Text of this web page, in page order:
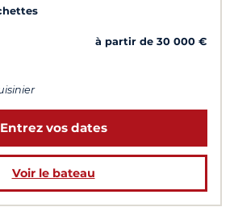
à partir de 30 000 €
Entrez vos dates
Voir le bateau